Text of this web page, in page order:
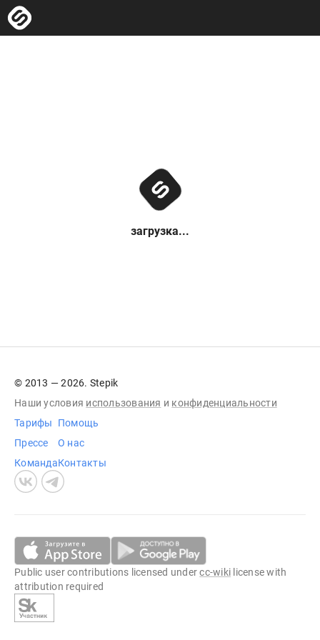
загрузка...
© 2013 — 2026. Stepik
Наши условия использования и конфиденциальности
Тарифы
Прессе
Команда
Помощь
О нас
Контакты
Public user contributions licensed undercc-wiki license with
attribution required